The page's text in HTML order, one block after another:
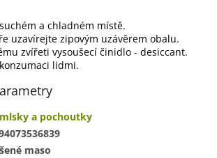
a chladném místě.
uzavírejte zipovým uzávěrem obalu.
zvířeti vysoušecí činidlo - desiccant.
lidmi.
a pochoutky
maso